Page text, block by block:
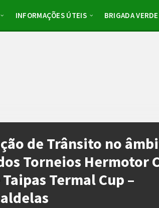
INFORMAÇÕES ÚTEIS BRIGADA VERDE
de Trânsito no
Torneios Hermotor
Termal Cup –